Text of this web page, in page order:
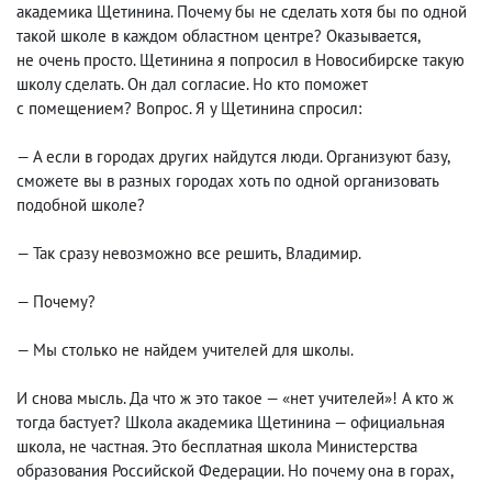
академика Щетинина. Почему бы не сделать хотя бы по одной
такой школе в каждом областном центре? Оказывается,
не очень просто. Щетинина я попросил в Новосибирске такую
школу сделать. Он дал согласие. Но кто поможет
с помещением? Вопрос. Я у Щетинина спросил:
— А если в городах других найдутся люди. Организуют базу,
сможете вы в разных городах хоть по одной организовать
подобной школе?
— Так сразу невозможно все решить, Владимир.
— Почему?
— Мы столько не найдем учителей для школы.
И снова мысль. Да что ж это такое — «нет учителей»! А кто ж
тогда бастует? Школа академика Щетинина — официальная
школа, не частная. Это бесплатная школа Министерства
образования Российской Федерации. Но почему она в горах,